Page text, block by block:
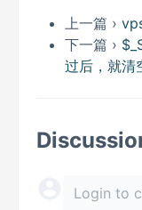
上一篇 ›
下一篇 ›
过后，就清